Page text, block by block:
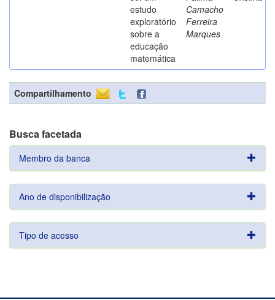
estudo
exploratório
sobre a
educação
matemática
Camacho
Ferreira
Marques
Compartilhamento
Busca facetada
Membro da banca
Ano de disponibilização
Tipo de acesso